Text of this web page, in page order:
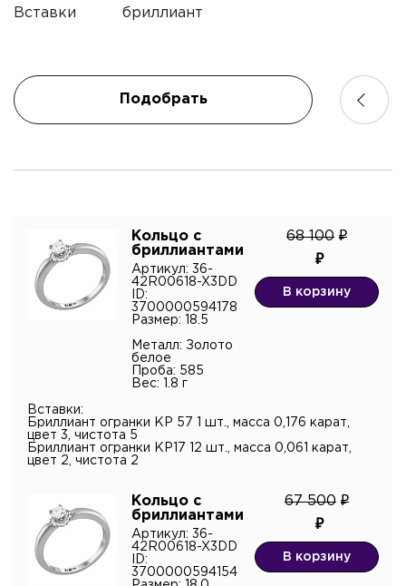
Вставки бриллиант
Подобрать
Кольцо с
бриллиантами
Артикул: 36-
42R00618-X3DD
ID:
3700000594178
Размер: 18.5
Металл: Золото
белое
Проба: 585
Вес: 1.8 г
68 100
В корзину
Вставки:
Бриллиант огранки КР 57 1 шт., масса 0,176 карат,
цвет 3, чистота 5
Бриллиант огранки КР17 12 шт., масса 0,061 карат,
цвет 2, чистота 2
Кольцо с
бриллиантами
Артикул: 36-
42R00618-X3DD
ID:
3700000594154
67 500
В корзину
Контактный телефон*
Электронная почта
Я подтверждаю согласие сполитикой
конфиденциальности
и даю согласие на обработку
персональных данных.*
Имя